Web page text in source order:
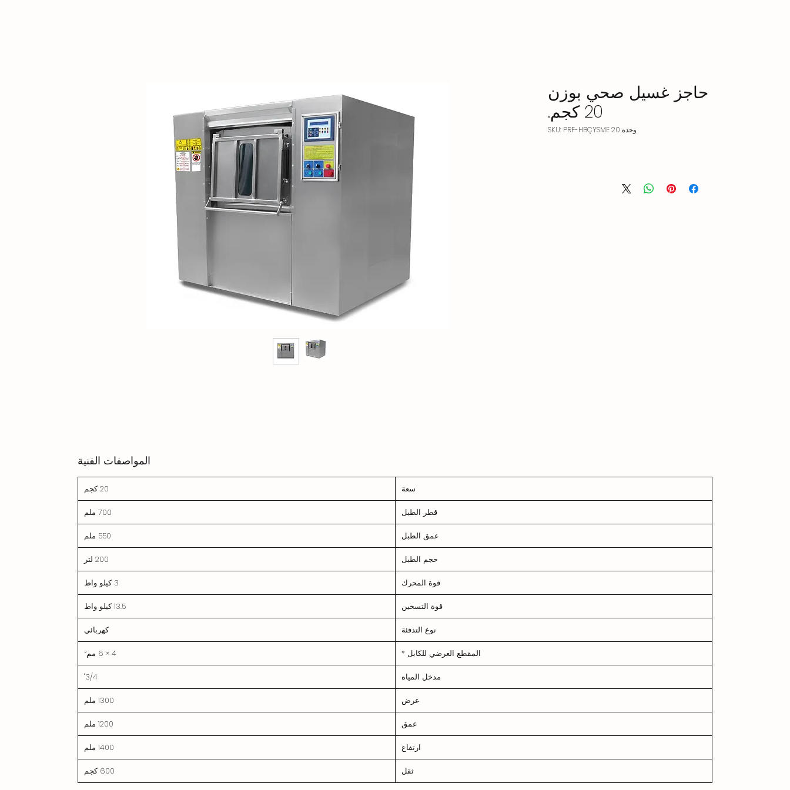
حاجز غسيل صحي بوزن
20 كجم.
وحدة SKU: PRF-HBÇYSME 20
المواصفات الفنية
سعة 20 كجم
قطر الطبل 700 ملم
عمق الطبل 550 ملم
حجم الطبل 200 لتر
قوة المحرك 3 كيلو واط
قوة التسخين 13.5 كيلو واط
نوع التدفئة كهربائي
المقطع العرضي للكابل * 4 × 6 مم²
مدخل المياه 3/4"
عرض 1300 ملم
عمق 1200 ملم
ارتفاع 1400 ملم
ثقل 600 كجم